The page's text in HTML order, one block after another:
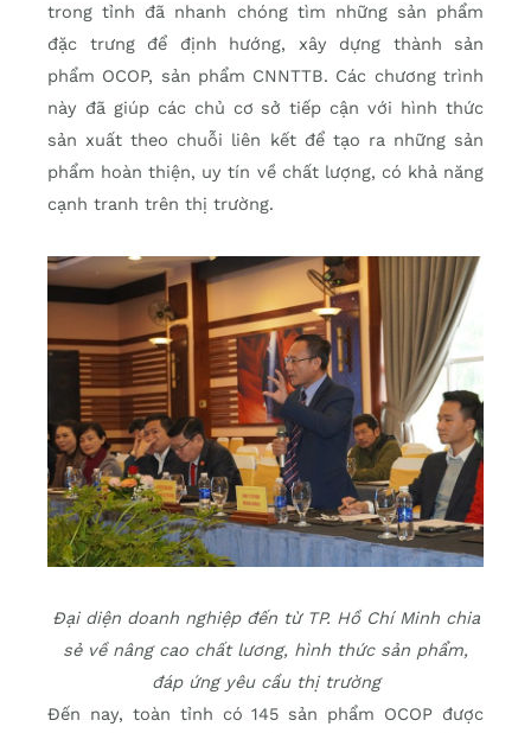
trong tỉnh đã nhanh chóng tìm những sản phẩm
đặc trưng để định hướng, xây dựng thành sản
phẩm OCOP, sản phẩm CNNTTB. Các chương trình
này đã giúp các chủ cơ sở tiếp cận với hình thức
sản xuất theo chuỗi liên kết để tạo ra những sản
phẩm hoàn thiện, uy tín về chất lượng, có khả năng
cạnh tranh trên thị trường.
Đại diện doanh nghiệp đến từ TP. Hồ Chí Minh chia
sẻ về nâng cao chất lương, hình thức sản phẩm,
đáp ứng yêu cầu thị trường
Đến nay, toàn tỉnh có 145 sản phẩm OCOP được